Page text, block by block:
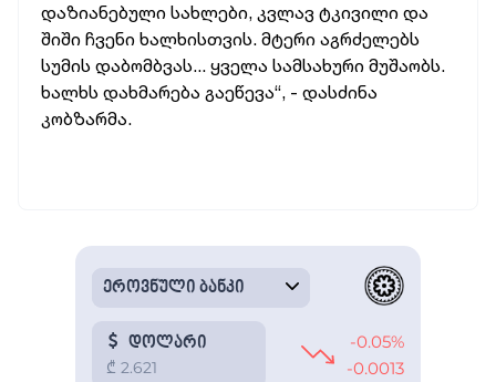
დაზიანებული სახლები, კვლავ ტკივილი და
შიში ჩვენი ხალხისთვის. მტერი აგრძელებს
სუმის დაბომბვას... ყველა სამსახური მუშაობს.
ხალხს დახმარება გაეწევა“, - დასძინა
კობზარმა.